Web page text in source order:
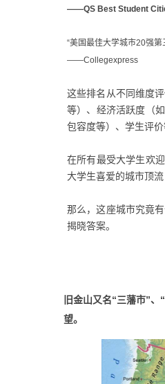
——QS Best Student
“美国最佳大学城市20强第
——Collegexpress
这些排名从不同维度
等）、经济活跃度（
包容度等）、学生评价
在所有最受大学生欢
大学生喜爱的城市顶流
那么，这座城市究竟
揭晓答案。
旧金山又名“三藩市”
望。